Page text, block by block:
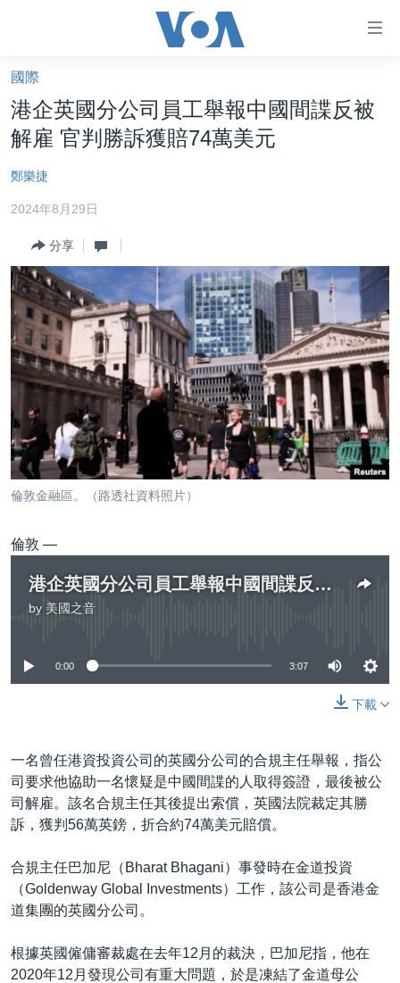
礙
鏈
接
跳
轉
內
轉
到
航
跳
到
檢
索
美國大選2024
海外港人
新聞自由
揭謊頻道
美國
中國
國際
經貿
視頻
VOA 60秒 (國際)
美國專訊
視頻存檔
時事經緯
新聞音頻
海外港人
美國透視
國語
關注我們
國際
港企英國分公司員工舉報中國間諜反被
解雇 官判勝訴獲賠74萬美元
鄭樂捷
2024年8月29日
分享
倫敦金融區。（路透社資料照片）
倫敦 —
港企英國分公司員工舉報中國間諜反被解雇 官判勝訴獲賠74萬美元
by 美國之音
0:00 3:07
下載
一名曾任港資投資公司的英國分公司的合規主任舉報，指公
司要求他協助一名懷疑是中國間諜的人取得簽證，最後被公
司解雇。該名合規主任其後提出索償，英國法院裁定其勝
訴，獲判56萬英鎊，折合約74萬美元賠償。
合規主任巴加尼（Bharat Bhagani）事發時在金道投資
（Goldenway Global Investments）工作，該公司是香港金
道集團的英國分公司。
根據英國僱傭審裁處在去年12月的裁決，巴加尼指，他在
2020年12月發現公司有重大問題，於是凍結了金道母公